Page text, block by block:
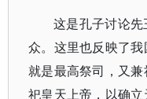
这是孔子讨论
众。这里也反映了
就是最高祭司，又
祀皇天上帝，以确